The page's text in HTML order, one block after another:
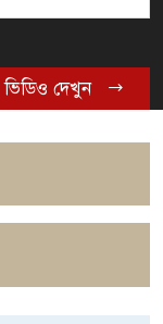
দেখুন